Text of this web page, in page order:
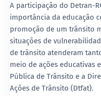
A participação do Detran-
importância da educação
promoção de um trânsito
situações de
de trânsito atenderam
meio de ações educativas
Pública de Trânsito e a
Ações de Trânsito (Dtfat).